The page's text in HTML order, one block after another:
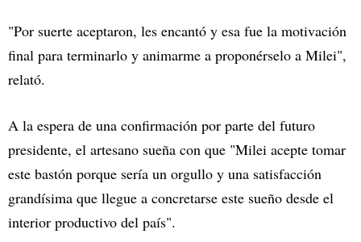
"Por suerte aceptaron, les encantó y esa fue la motivación
final para terminarlo y animarme a proponérselo a Milei",
relató.
A la espera de una confirmación por parte del futuro
presidente, el artesano sueña con que "Milei acepte tomar
este bastón porque sería un orgullo y una satisfacción
grandísima que llegue a concretarse este sueño desde el
interior productivo del país".